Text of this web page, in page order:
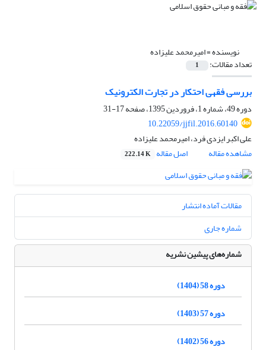
نویسنده =امیرمحمد علیزاده
تعداد مقالات: 1
بررسی فقهی احتکار در تجارت الکترونیک
دوره 49، شماره 1، فروردین 1395، صفحه
17-31
10.22059/jjfil.2016.60140
علی اکبر ایزدی فرد، امیرمحمد علیزاده
مشاهده مقاله
اصل مقاله 222.14 K
مقالات آماده انتشار
شماره جاری
شماره‌های پیشین نشریه
دوره 58 (1404)
دوره 57 (1403)
دوره 56 (1402)